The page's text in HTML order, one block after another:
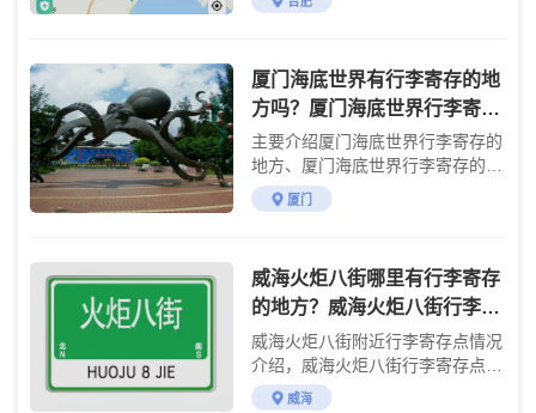
厦门海底世界有行李寄存的地
方吗？厦门海底世界行李寄存
收费详情
主要介绍厦门海底世界行李寄存的
地方、厦门海底世界行李寄存的费
用及参观攻略
厦门
威海火炬八街哪里有行李寄存
的地方？威海火炬八街行李寄
存怎么收费？
威海火炬八街附近行李寄存点情况
介绍，威海火炬八街行李寄存点收
费标准介绍
威海